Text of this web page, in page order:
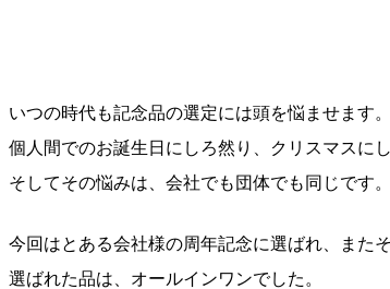
いつの時代も記念品の選定には頭を悩ませます。
個人間でのお誕生日にしろ然り、クリスマスにし
そしてその悩みは、会社でも団体でも同じです。
今回はとある会社様の周年記念に選ばれ、また
選ばれた品は、オールインワンでした。